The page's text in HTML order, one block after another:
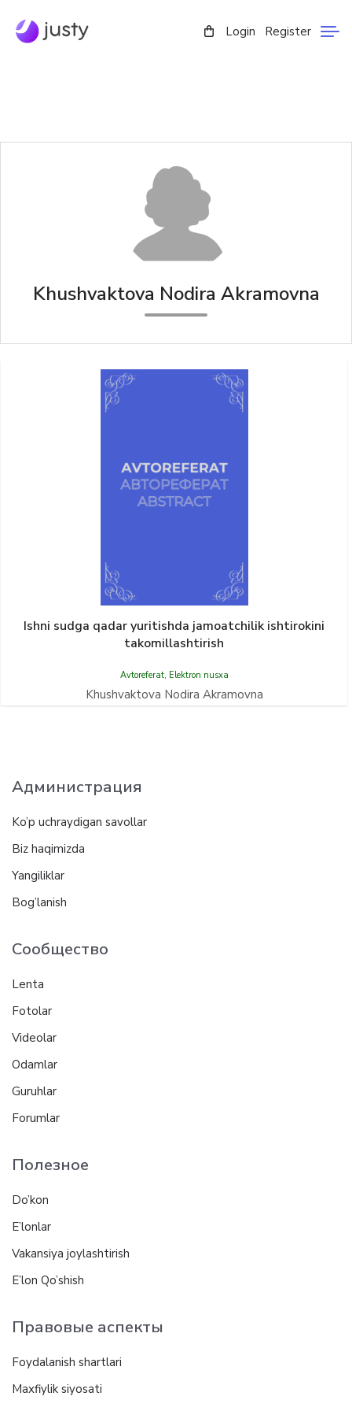
Login Register
Khushvaktova Nodira Akramovna
Ishni sudga qadar yuritishda jamoatchilik ishtirokini
takomillashtirish
Avtoreferat, Elektron nusxa
Khushvaktova Nodira Akramovna
Администрация
Ko’p uchraydigan savollar
Biz haqimizda
Yangiliklar
Bog’lanish
Сообщество
Lenta
Fotolar
Videolar
Odamlar
Guruhlar
Forumlar
Полезное
Do’kon
E’lonlar
Vakansiya joylashtirish
E’lon Qo’shish
Правовые аспекты
Foydalanish shartlari
Maxfiylik siyosati